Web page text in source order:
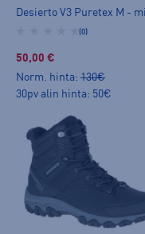
(0)
50,00 €
Norm. hinta: 130€
30pv alin hinta: 50€